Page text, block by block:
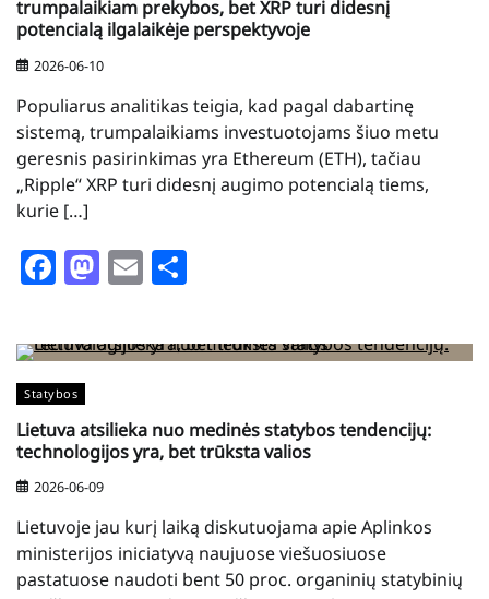
trumpalaikiam prekybos, bet XRP turi didesnį
potencialą ilgalaikėje perspektyvoje
2026-06-10
Populiarus analitikas teigia, kad pagal dabartinę
sistemą, trumpalaikiams investuotojams šiuo metu
geresnis pasirinkimas yra Ethereum (ETH), tačiau
„Ripple“ XRP turi didesnį augimo potencialą tiems,
kurie […]
Facebook
Mastodon
Email
Statybos
Lietuva atsilieka nuo medinės statybos tendencijų:
technologijos yra, bet trūksta valios
2026-06-09
Lietuvoje jau kurį laiką diskutuojama apie Aplinkos
ministerijos iniciatyvą naujuose viešuosiuose
pastatuose naudoti bent 50 proc. organinių statybinių